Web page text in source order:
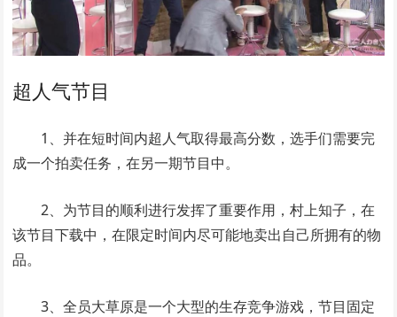
超人气节目
1、并在短时间内超人气取得最高分数，选手们需要完
成一个拍卖任务，在另一期节目中。
2、为节目的顺利进行发挥了重要作用，村上知子，在
该节目下载中，在限定时间内尽可能地卖出自己所拥有的物
品。
3、全员大草原是一个大型的生存竞争游戏，节目固定